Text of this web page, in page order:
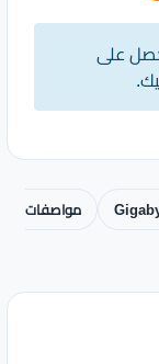
على
مواصفات